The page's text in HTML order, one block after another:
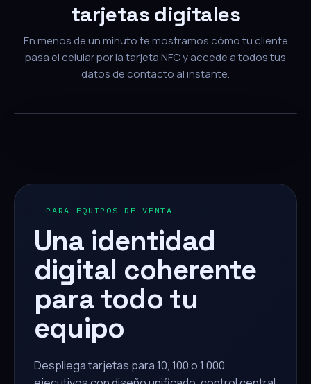
tarjetas digitales
En menos de un minuto te mostramos cómo tu cliente
pasa el celular por la tarjeta NFC y accede a todos tus
datos de contacto al instante.
— PARA EQUIPOS DE VENTA
Una identidad
digital coherente
para todo tu
equipo
Despliega tarjetas para 10, 100 o 1.000